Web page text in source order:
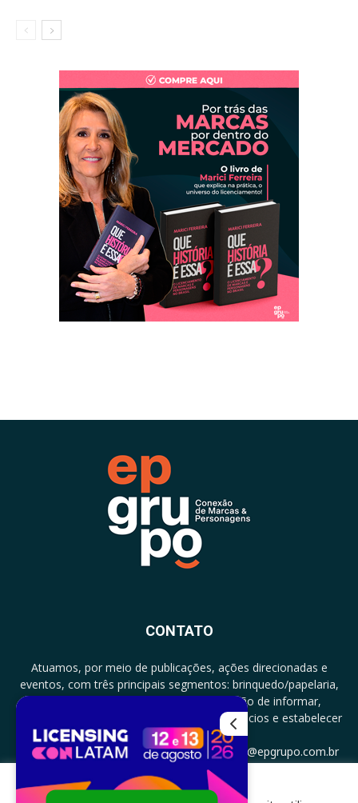
CONTATO
Atuamos, por meio de publicações, ações direcionadas e
eventos, com três principais segmentos: brinquedo/papelaria,
licenciamento e zero a três com a missão de informar,
documentar, proporcionar encontro de negócios e estabelecer
parcerias.
CONTATO: +5511994513097 - atendimento@epgrupo.com.br